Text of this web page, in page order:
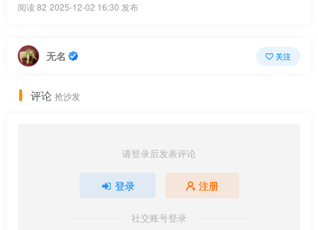
阅读 82 2025-12-02 16:30 发布
无名 关注
评论 抢沙发
请登录后发表评论
登录 注册
社交账号登录